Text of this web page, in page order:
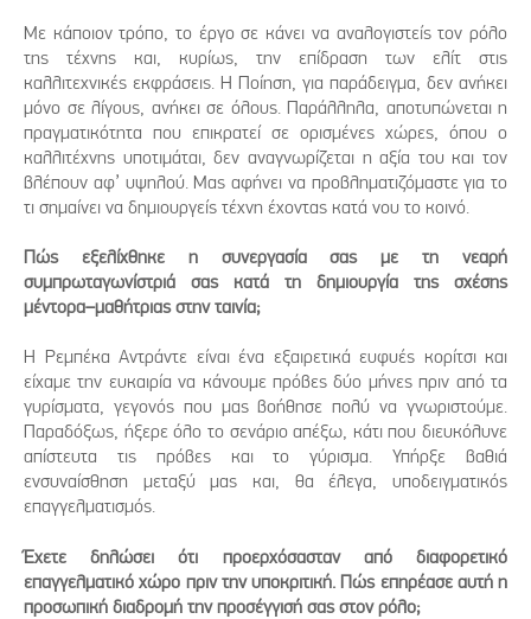
Με κάποιον τρόπο, το έργο σε κάνει να αναλογιστείς τον ρόλο
της τέχνης και, κυρίως, την επίδραση των ελίτ στις
καλλιτεχνικές εκφράσεις. Η Ποίηση, για παράδειγμα, δεν ανήκει
μόνο σε λίγους, ανήκει σε όλους. Παράλληλα, αποτυπώνεται η
πραγματικότητα που επικρατεί σε ορισμένες χώρες, όπου ο
καλλιτέχνης υποτιμάται, δεν αναγνωρίζεται η αξία του και τον
βλέπουν αφ’ υψηλού. Μας αφήνει να προβληματιζόμαστε για το
τι σημαίνει να δημιουργείς τέχνη έχοντας κατά νου το κοινό.
Πώς εξελίχθηκε η συνεργασία σας με τη νεαρή
συμπρωταγωνίστριά σας κατά τη δημιουργία της σχέσης
μέντορα–μαθήτριας στην ταινία;
Η Ρεμπέκα Αντράντε είναι ένα εξαιρετικά ευφυές κορίτσι και
είχαμε την ευκαιρία να κάνουμε πρόβες δύο μήνες πριν από τα
γυρίσματα, γεγονός που μας βοήθησε πολύ να γνωριστούμε.
Παραδόξως, ήξερε όλο το σενάριο απέξω, κάτι που διευκόλυνε
απίστευτα τις πρόβες και το γύρισμα. Υπήρξε βαθιά
ενσυναίσθηση μεταξύ μας και, θα έλεγα, υποδειγματικός
επαγγελματισμός.
Έχετε δηλώσει ότι προερχόσασταν από διαφορετικό
επαγγελματικό χώρο πριν την υποκριτική. Πώς επηρέασε αυτή η
προσωπική διαδρομή την προσέγγισή σας στον ρόλο;